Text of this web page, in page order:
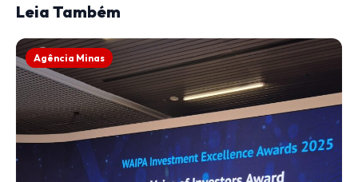
Leia Também
Agência Minas